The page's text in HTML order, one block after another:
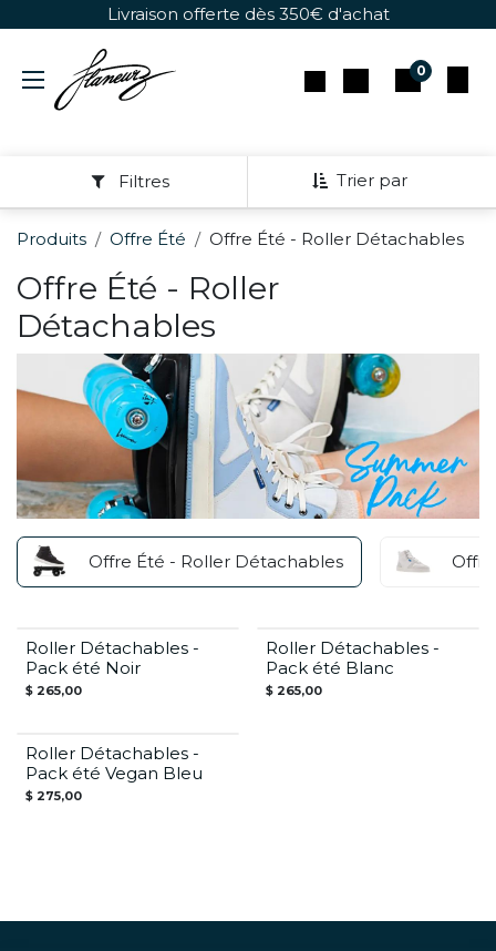
Se rendre au contenuLivraison offerte dès 350€ d'achat
0
Trier par
Filtres
Produits Offre Été Offre Été - Roller Détachables
Offre Été - Roller
Détachables
Offre Été - Roller Détachables
Offre Été
Roller Détachables -
Pack été Noir
$ 265,00
Offre Été
Roller Détachables -
Pack été Blanc
$ 265,00
Offre Été
Roller Détachables -
Pack été Vegan Bleu
$ 275,00